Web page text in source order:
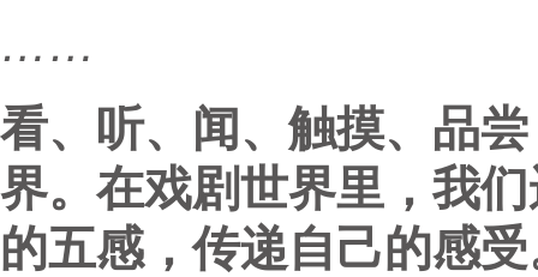
……
看、听、闻、触摸、品
界。在戏剧世界里，我
的五感，传递自己的感